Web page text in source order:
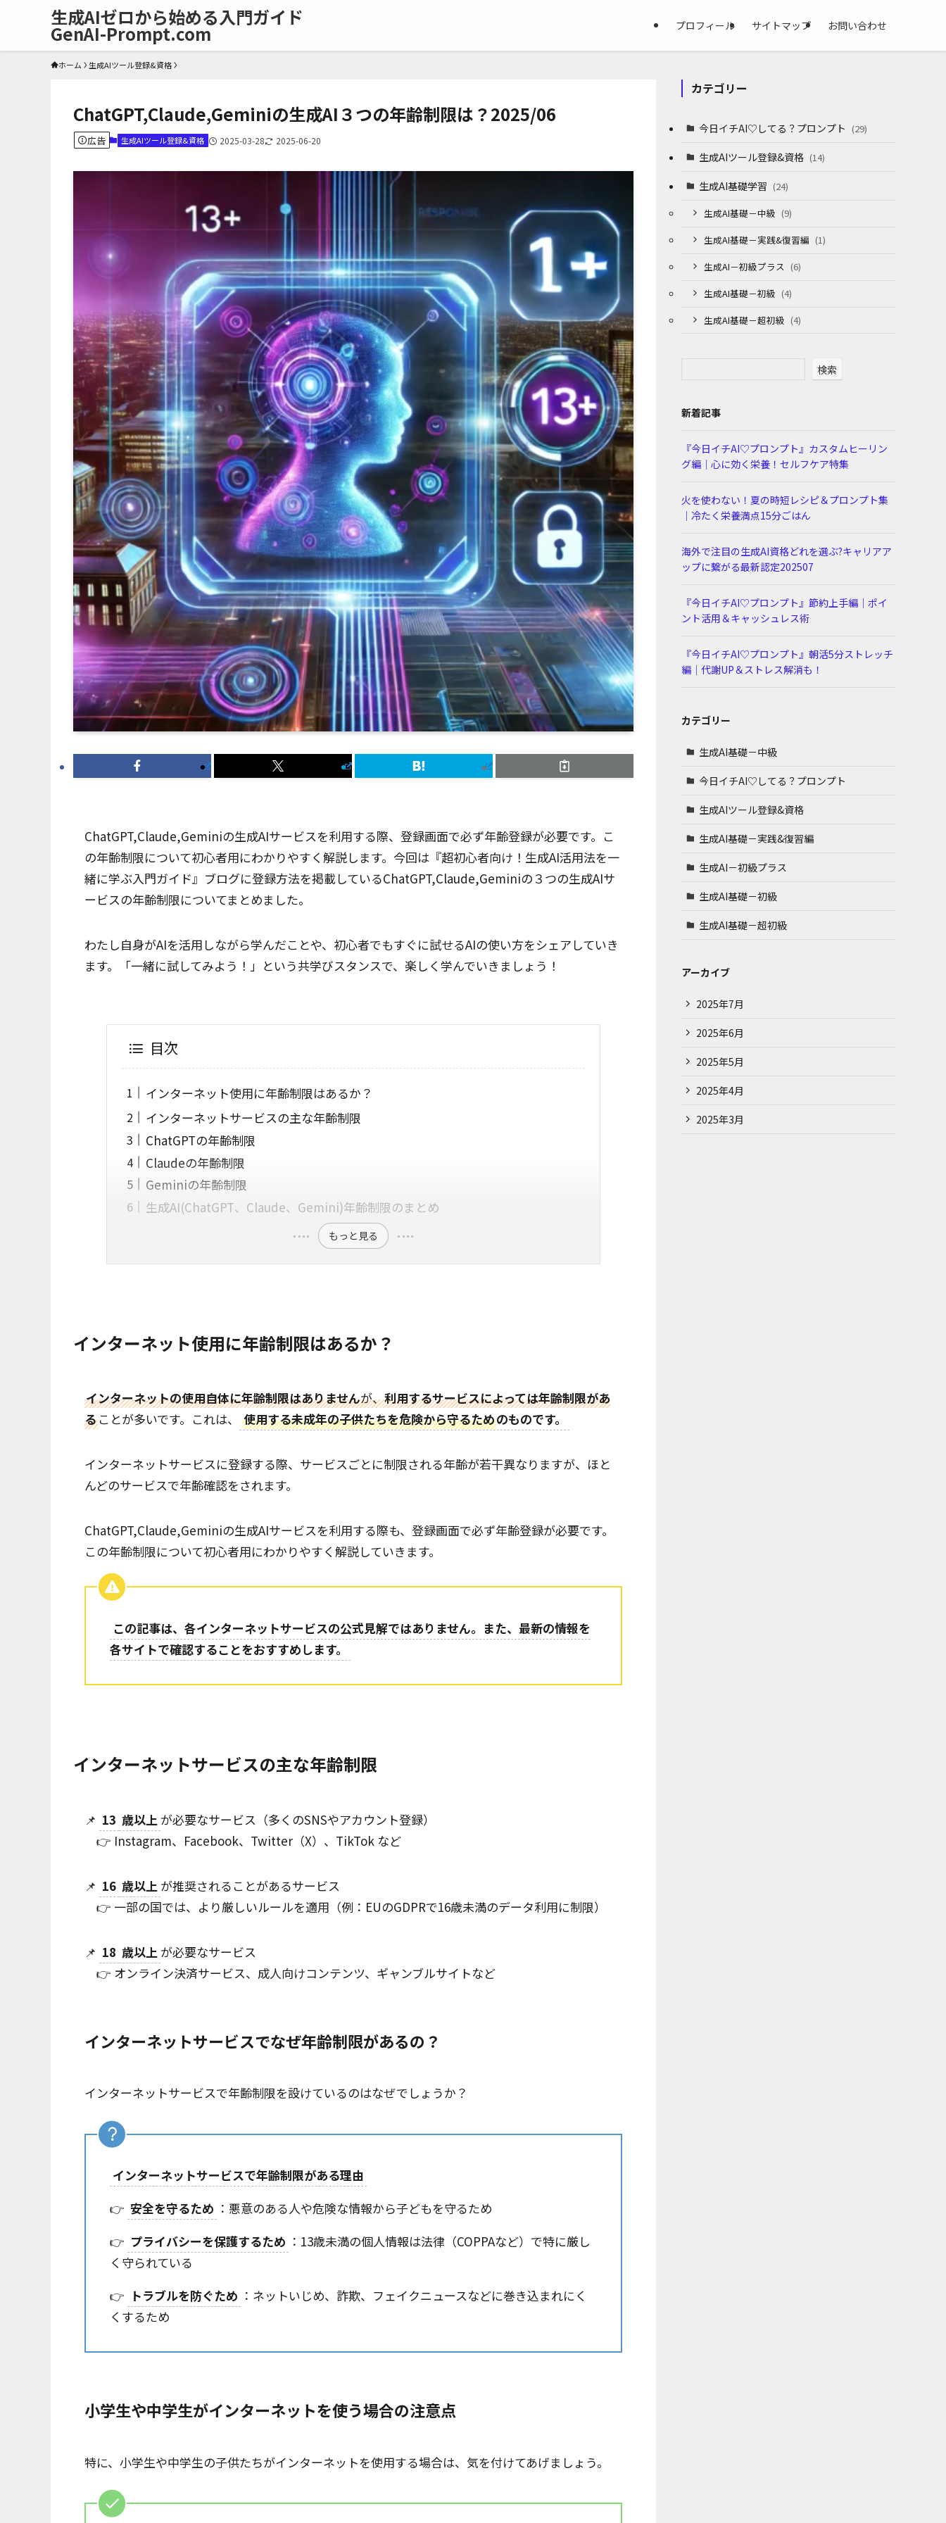
生成AIゼロから始める入門ガイド
GenAI-Prompt.com プロフィール サイトマップ お問い合わせ
ホーム 生成AIツール登録&資格
ChatGPT,Claude,Geminiの生成AI３つの年齢制限は？2025/06
広告 生成AIツール登録&資格 2025-03-28 2025-06-20
ChatGPT,Claude,Geminiの生成AIサービスを利用する際、登録画面で必ず年齢登録が必要です。こ
の年齢制限について初心者用にわかりやすく解説します。今回は『超初心者向け！生成AI活用法を一
緒に学ぶ入門ガイド』ブログに登録方法を掲載しているChatGPT,Claude,Geminiの３つの生成AIサ
ービスの年齢制限についてまとめました。
わたし自身がAIを活用しながら学んだことや、初心者でもすぐに試せるAIの使い方をシェアしていき
ます。「一緒に試してみよう！」という共学びスタンスで、楽しく学んでいきましょう！
目次
インターネット使用に年齢制限はあるか？
インターネットサービスの主な年齢制限
ChatGPTの年齢制限
Claudeの年齢制限
Geminiの年齢制限
生成AI(ChatGPT、Claude、Gemini)年齢制限のまとめ
もっと見る
インターネット使用に年齢制限はあるか？
インターネットの使用自体に年齢制限はありませんが、利用するサービスによっては年齢制限があ
る ことが多いです。これは、 使用する未成年の子供たちを危険から守るためのものです。
インターネットサービスに登録する際、サービスごとに制限される年齢が若干異なりますが、ほと
んどのサービスで年齢確認をされます。
ChatGPT,Claude,Geminiの生成AIサービスを利用する際も、登録画面で必ず年齢登録が必要です。
この年齢制限について初心者用にわかりやすく解説していきます。
この記事は、各インターネットサービスの公式見解ではありません。また、最新の情報を
各サイトで確認することをおすすめします。
インターネットサービスの主な年齢制限
📌 13 歳以上 が必要なサービス（多くのSNSやアカウント登録）
👉 Instagram、Facebook、Twitter（X）、TikTok など
📌 16 歳以上 が推奨されることがあるサービス
👉 一部の国では、より厳しいルールを適用（例：EUのGDPRで16歳未満のデータ利用に制限）
📌 18 歳以上 が必要なサービス
👉 オンライン決済サービス、成人向けコンテンツ、ギャンブルサイトなど
インターネットサービスでなぜ年齢制限があるの？
インターネットサービスで年齢制限を設けているのはなぜでしょうか？
インターネットサービスで年齢制限がある理由
👉 安全を守るため ：悪意のある人や危険な情報から子どもを守るため
👉 プライバシーを保護するため ：13歳未満の個人情報は法律（COPPAなど）で特に厳し
く守られている
👉 トラブルを防ぐため ：ネットいじめ、詐欺、フェイクニュースなどに巻き込まれにく
くするため
小学生や中学生がインターネットを使う場合の注意点
特に、小学生や中学生の子供たちがインターネットを使用する場合は、気を付けてあげましょう。
カテゴリー
今日イチAI♡してる？プロンプト (29)
生成AIツール登録&資格 (14)
生成AI基礎学習 (24)
生成AI基礎－中級 (9)
生成AI基礎－実践&復習編 (1)
生成AI－初級プラス (6)
生成AI基礎－初級 (4)
生成AI基礎－超初級 (4)
検索
新着記事
『今日イチAI♡プロンプト』カスタムヒーリン
グ編｜心に効く栄養！セルフケア特集
火を使わない！夏の時短レシピ＆プロンプト集
｜冷たく栄養満点15分ごはん
海外で注目の生成AI資格どれを選ぶ?キャリアア
ップに繋がる最新認定202507
『今日イチAI♡プロンプト』節約上手編｜ポイ
ント活用＆キャッシュレス術
『今日イチAI♡プロンプト』朝活5分ストレッチ
編｜代謝UP＆ストレス解消も！
カテゴリー
生成AI基礎－中級
今日イチAI♡してる？プロンプト
生成AIツール登録&資格
生成AI基礎－実践&復習編
生成AI－初級プラス
生成AI基礎－初級
生成AI基礎－超初級
アーカイブ
2025年7月
2025年6月
2025年5月
2025年4月
2025年3月